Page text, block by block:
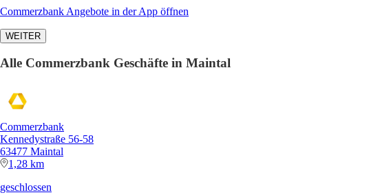
Commerzbank Angebote in der App öffnen
WEITER
Alle Commerzbank Geschäfte in Maintal
Commerzbank
Kennedystraße 56-58
63477 Maintal
1,28 km
geschlossen